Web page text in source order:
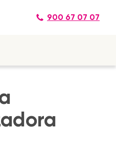
900 67 07 07